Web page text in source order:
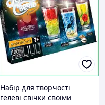
Набір для творчості
гелеві свічки своїми